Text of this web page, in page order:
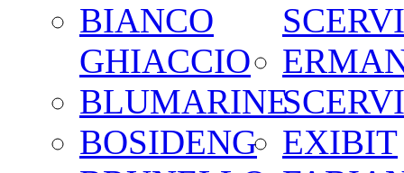
BIANCO
GHIACCIO
BLUMARINE
BOSIDENG
EXIBIT